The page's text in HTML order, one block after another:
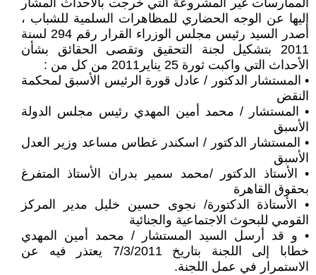
الممارسات غير المشروعة التي خرجت بالأحداث المشار
إليها عن الوجه الحضاري للمظاهرات السلمية للشباب ،
أصدر السيد رئيس مجلس الوزراء القرار رقم 294 لسنة
2011 بتشكيل لجنة التحقيق وتقصى الحقائق بشأن
الأحداث التي واكبت ثورة 25 يناير2011 من كل من :
• المستشار الدكتور / عادل قورة الرئيس الأسبق لمحكمة
النقض
• المستشار / محمد أمين المهدي رئيس مجلس الدولة
الأسبق
• المستشار الدكتور / اسكندر غطاس مساعد وزير العدل
الأسبق
• الأستاذ الدكتور /محمد سمير بدران الأستاذ المتفرغ
بحقوق القاهرة
• الأستاذة الدكتورة/ نجوى حسين خليل مدير المركز
القومي للبحوث الاجتماعية والجنائية
• و قد أرسل السيد المستشار / محمد أمين المهدي
خطابا إلى اللجنة بتاريخ 7/3/2011 يعتذر فيه عن
الاستمرار في عمل اللجنة.